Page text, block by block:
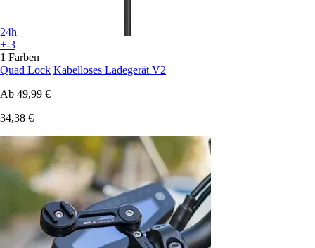
24h
+-3
1 Farben
Quad Lock Kabelloses Ladegerät V2
Ab 49,99 €
34,38 €